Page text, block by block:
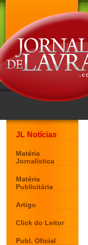
JL Notícias
Matéria
Jornalística
Matéria
Publicitária
Artigo
Click do Leitor
Publ. Oficial